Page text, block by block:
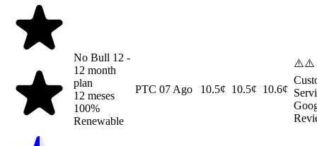
No Bull 12 -
12 month
plan
12 meses
100%
Renewable
PTC 07 Ago 10.5¢ 10.5¢ 10.6¢
⚠️⚠️